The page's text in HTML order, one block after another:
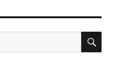
搜